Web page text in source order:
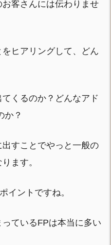
客さんには伝わりませ
ヒアリングして、どん
くるのか？どんなアド
か？
すことでやっと一般の
ます。
イントですね。
ているFPは本当に多い